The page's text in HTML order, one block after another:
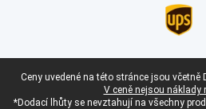
Právní zápatí
Ceny uvedené na této stránce jsou včetně
V ceně nejsou náklady
*Dodací lhůty se nevztahují na všechny